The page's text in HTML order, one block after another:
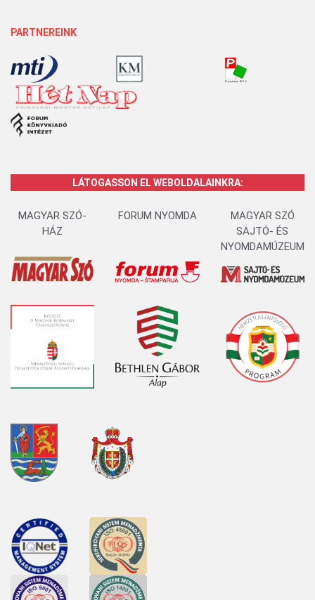
PARTNEREINK
LÁTOGASSON EL WEBOLDALAINKRA:
MAGYAR SZÓ-
HÁZ
FORUM NYOMDA
MAGYAR SZÓ
SAJTÓ- ÉS
NYOMDAMÚZEUM